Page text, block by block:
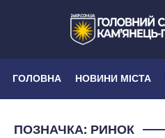
ГОЛОВНА НОВИНИ МІСТА
ПОЗНАЧКА: РИНОК